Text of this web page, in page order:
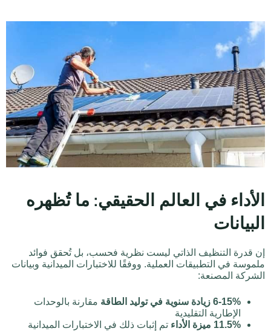
الأداء في العالم الحقيقي: ما تُظهره
البيانات
إن قدرة التنظيف الذاتي ليست نظرية فحسب، بل تُحقق فوائد
ملموسة في التطبيقات العملية. ووفقًا للاختبارات الميدانية وبيانات
الشركة المصنعة:
6-15% زيادة سنوية في توليد الطاقة
مقارنة بالوحدات
الإطارية التقليدية
11.5% ميزة الأداء
تم إثبات ذلك في الاختبارات الميدانية